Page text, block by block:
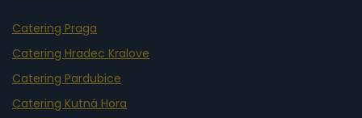
Catering Praga
Catering Hradec Kralove
Catering Pardubice
Catering Kutná Hora